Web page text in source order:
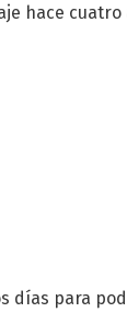
hace cuatro
días para